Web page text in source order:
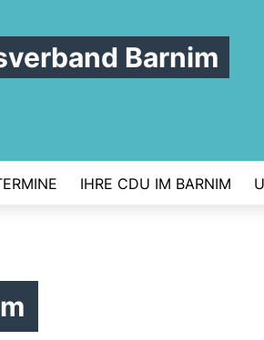
Barnim
IHRE CDU IM BARNIM